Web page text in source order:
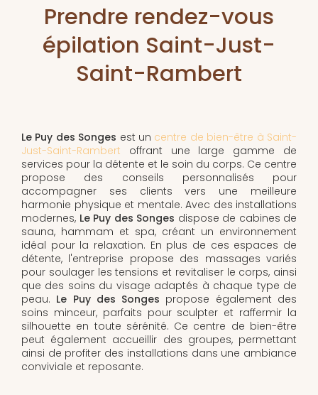
Prendre rendez-vous
épilation Saint-Just-
Saint-Rambert
Le Puy des Songes est un centre de bien-être à Saint-
Just-Saint-Rambert offrant une large gamme de
services pour la détente et le soin du corps. Ce centre
propose des conseils personnalisés pour
accompagner ses clients vers une meilleure
harmonie physique et mentale. Avec des installations
modernes, Le Puy des Songes dispose de cabines de
sauna, hammam et spa, créant un environnement
idéal pour la relaxation. En plus de ces espaces de
détente, l'entreprise propose des massages variés
pour soulager les tensions et revitaliser le corps, ainsi
que des soins du visage adaptés à chaque type de
peau. Le Puy des Songes propose également des
soins minceur, parfaits pour sculpter et raffermir la
silhouette en toute sérénité. Ce centre de bien-être
peut également accueillir des groupes, permettant
ainsi de profiter des installations dans une ambiance
conviviale et reposante.